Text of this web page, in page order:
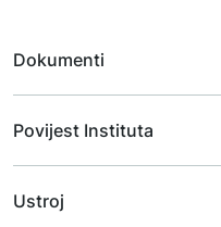
Dokumenti
Javna nabava
Izjava o pristupačnosti
Povijest Instituta
Prijašnji djelatnici
Ustroj